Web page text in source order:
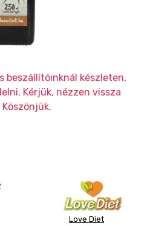
beszállítóinknál készleten,
Kérjük, nézzen vissza
Love Diet